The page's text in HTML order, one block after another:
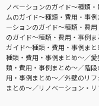
ノベーションのガイド〜種類
ムのガイド〜種類・費用・事
ーションのガイド〜種類・費
のガイド〜種類・費用・事例
ガイド〜種類・費用・事例まと
種類・費用・事例まとめ〜
類・費用・事例まとめ〜
階
用・事例まとめ〜
外壁のリ
まとめ〜
リノベーション・